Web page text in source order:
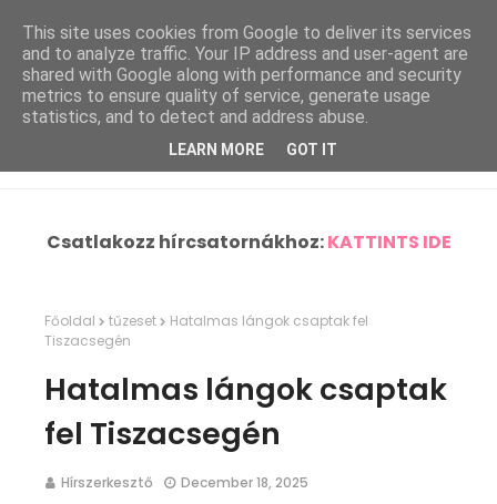
Csatlakozz hírcsatornákhoz:KATTINTS IDE
Főoldal tűzeset
Hatalmas lángok csaptak fel
Tiszacsegén
Hatalmas lángok csaptak
fel Tiszacsegén
Hírszerkesztő December 18, 2025
This site uses cookies from Google to deliver its services
and to analyze traffic. Your IP address and user-agent are
shared with Google along with performance and security
metrics to ensure quality of service, generate usage
statistics, and to detect and address abuse.
LEARN MORE GOT IT